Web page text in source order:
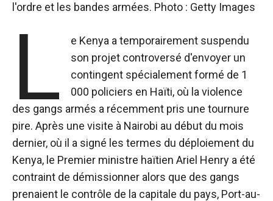
l'ordre et les bandes armées. Photo : Getty Images
L
e Kenya a temporairement suspendu
son projet controversé d'envoyer un
contingent spécialement formé de 1
000 policiers en Haïti, où la violence
des gangs armés a récemment pris une tournure
pire. Après une visite à Nairobi au début du mois
dernier, où il a signé les termes du déploiement du
Kenya, le Premier ministre haïtien Ariel Henry a été
contraint de démissionner alors que des gangs
prenaient le contrôle de la capitale du pays, Port-au-